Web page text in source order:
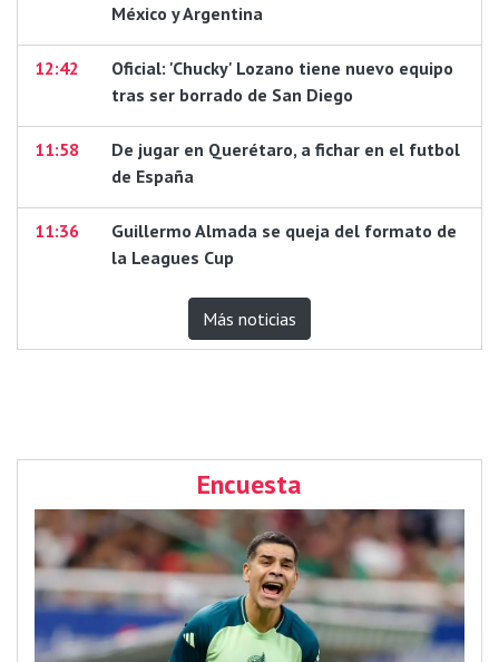
México y Argentina
12:42
Oficial: 'Chucky' Lozano tiene nuevo equipo
tras ser borrado de San Diego
11:58
De jugar en Querétaro, a fichar en el futbol
de España
11:36
Guillermo Almada se queja del formato de
la Leagues Cup
Más noticias
Encuesta